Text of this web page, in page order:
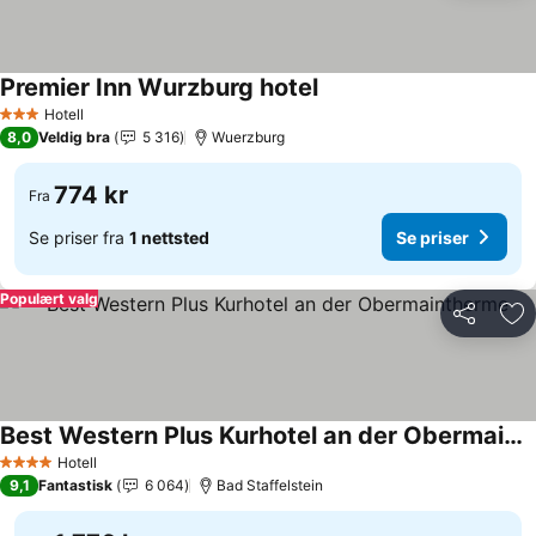
3 StjernerHotell
Premier Inn Wurzburg hotelSe priser
8,0 Veldig bra 5 316 Wuerzburg
Fra 774 kr
Se priser fra 1 nettsted Se priser
Del
Populært valg
4 StjernerHotell
Best Western Plus Kurhotel an der Obermaintherme
Se priser
9,1 Fantastisk 6 064 Bad Staffelstein